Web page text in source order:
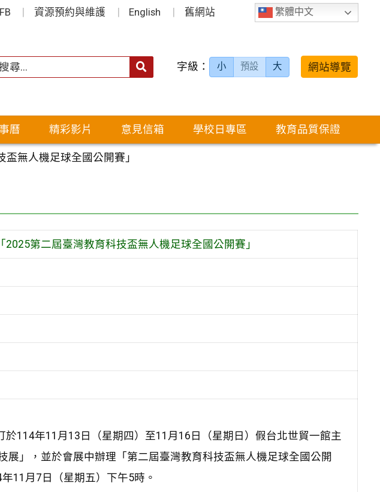
繁體中文
資源預約與維護 English 舊網站
字級： 小 預設 大 網站導覽
曆 精彩影片 意見信箱 學校日專區 教育品質保證
無人機足球全國公開賽」
第二屆臺灣教育科技盃無人機足球全國公開賽」
於114年11月13日（星期四）至11月16日（星期日）假台北世貿一館主
展」，並於會展中辦理「第二屆臺灣教育科技盃無人機足球全國公開
11月7日（星期五）下午5時。